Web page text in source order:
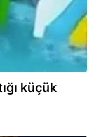
küçük